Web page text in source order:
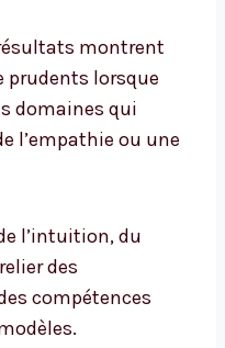
montrent
prudents lorsque
domaines qui
l’empathie ou une
l’intuition, du
des
compétences